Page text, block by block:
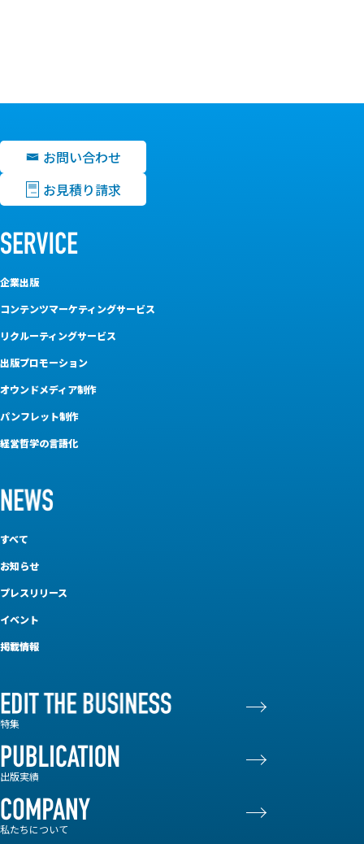
お問い合わせ
お見積り請求
企業出版
コンテンツマーケティングサービス
リクルーティングサービス
出版プロモーション
オウンドメディア制作
パンフレット制作
経営哲学の言語化
すべて
お知らせ
プレスリリース
イベント
掲載情報
特集
出版実績
私たちについて